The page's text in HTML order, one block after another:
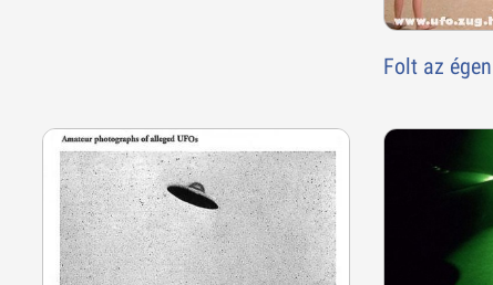
Folt az égen